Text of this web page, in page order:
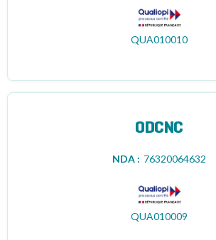
QUA010010
ODCNC
NDA : 76320064632
QUA010009